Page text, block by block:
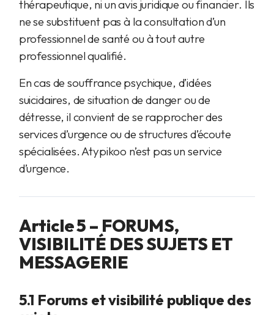
thérapeutique, ni un avis juridique ou financier. Ils
ne se substituent pas à la consultation d’un
professionnel de santé ou à tout autre
professionnel qualifié.
En cas de souffrance psychique, d’idées
suicidaires, de situation de danger ou de
détresse, il convient de se rapprocher des
services d’urgence ou de structures d’écoute
spécialisées. Atypikoo n’est pas un service
d’urgence.
Article 5 – FORUMS,
VISIBILITÉ DES SUJETS ET
MESSAGERIE
5.1 Forums et visibilité publique des